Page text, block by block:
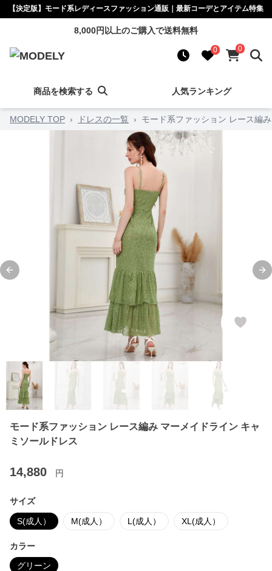
【決定版】モード系レディースファッション通販｜最新コーデとアイテム特集
8,000円以上のご購入で送料無料
0 0
商品を検索する 人気ランキング
MODELY TOP › ドレスの一覧 › モード系ファッション レース編
Previous slide
モード系ファッション レース編み マーメイドライン キャ
ミソールドレス
14,880 円
サイズ
S(成人） M(成人） L(成人） XL(成人）
カラー
グリーン